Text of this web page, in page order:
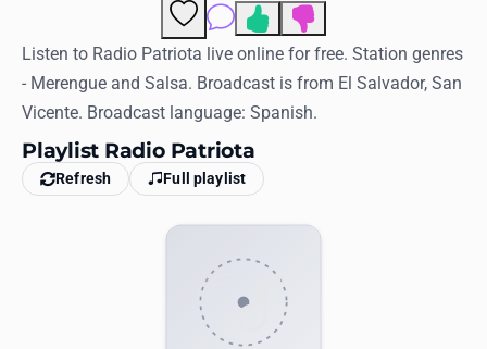
History
Log in
English
RadioSpinner
Comments
Listen to Radio Patriota live online for free. Station genres
- Merengue and Salsa. Broadcast is from El Salvador, San
Vicente. Broadcast language: Spanish.
Playlist Radio Patriota
Refresh Full playlist